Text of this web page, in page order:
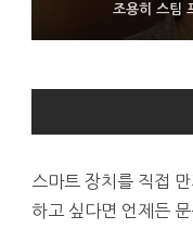
조용히 스팀
9월 4일부터 서비스
스마트 장치를 직접
하고 싶다면 언제든